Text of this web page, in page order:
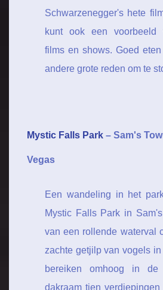
Schwarzenegger's hete
kunt ook een voorbeeld
films en shows. Goed
andere grote reden om te
Mystic Falls Park – Sam's
Vegas
Een wandeling in het
Mystic Falls Park in
van een rollende waterval
zachte getjilp van vogels
bereiken omhoog in
dakraam tien